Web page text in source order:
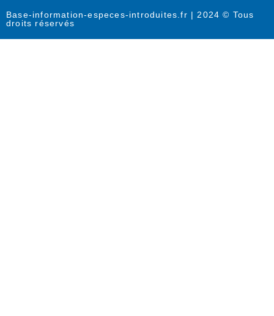
Base-information-especes-introduites.fr | 2024 © Tous
droits réservés